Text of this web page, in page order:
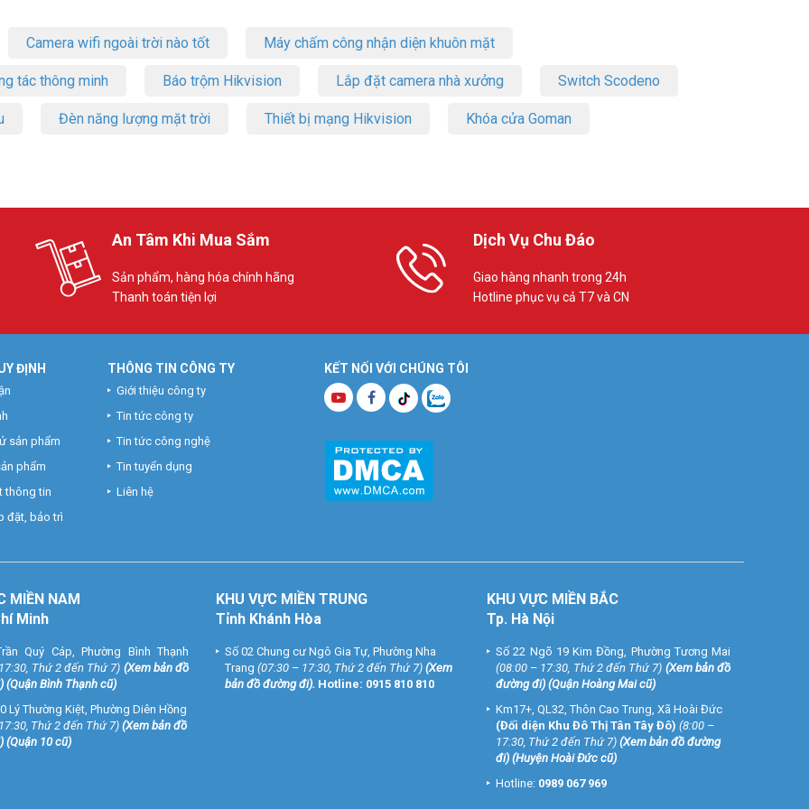
Camera wifi ngoài trời nào tốt Máy chấm công nhận diện khuôn mặt
tác thông minh Báo trộm Hikvision Lắp đặt camera nhà xưởng Switch Scodeno
Đèn năng lượng mặt trời Thiết bị mạng Hikvision Khóa cửa Goman
An Tâm Khi Mua Sắm
Sản phẩm, hàng hóa chính hãng
Thanh toán tiện lợi
Dịch Vụ Chu Đáo
Giao hàng nhanh trong 24h
Hotline phục vụ cả T7 và CN
KẾT NỐI VỚI CHÚNG TÔI
ĐỊNH
sản phẩm
phẩm
thông tin
đặt, bảo trì
THÔNG TIN CÔNG TY
Giới thiệu công ty
Tin tức công ty
Tin tức công nghệ
Tin tuyển dụng
Liên hệ
MIỀN NAM
Minh
Quý Cáp, Phường Bình Thạnh
Thứ 2 đến Thứ 7) (Xem bản đồ
) (Quận Bình Thạnh cũ)
Lý Thường Kiệt, Phường Diên Hồng
Thứ 2 đến Thứ 7)(Xem bản đồ
) (Quận 10 cũ)
KHU VỰC MIỀN TRUNG
Tỉnh Khánh Hòa
Số 02 Chung cư Ngô Gia Tự, Phường Nha
Trang (07:30 – 17:30, Thứ 2 đến Thứ 7) (Xem
bản đồ đường đi). Hotline: 0915 810 810
KHU VỰC MIỀN BẮC
Tp. Hà Nội
Số 22 Ngõ 19 Kim Đồng, Phường Tương Mai
(08:00 – 17:30, Thứ 2 đến Thứ 7) (Xem bản đồ
đường đi) (Quận Hoàng Mai cũ)
Km17+, QL32, Thôn Cao Trung, Xã Hoài Đức
(Đối diện Khu Đô Thị Tân Tây Đô) (8:00 –
17:30, Thứ 2 đến Thứ 7) (Xem bản đồ đường
đi) (Huyện Hoài Đức cũ)
Hotline: 0989 067 969